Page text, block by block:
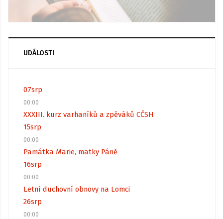
UDÁLOSTI
07srp
00:00
XXXIII. kurz varhaníků a zpěváků CČSH
15srp
00:00
Památka Marie, matky Páně
16srp
00:00
Letní duchovní obnovy na Lomci
26srp
00:00